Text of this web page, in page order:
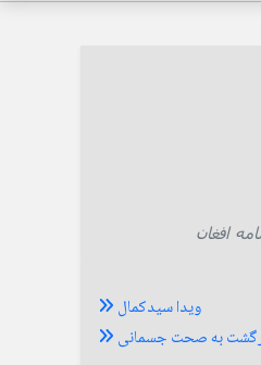
افغان
ویدا سیدکمال
به صحت جسمانی